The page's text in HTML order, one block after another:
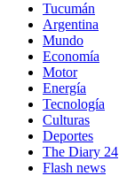
Tucumán
Argentina
Mundo
Economía
Motor
Energía
Tecnología
Culturas
Deportes
The Diary 24
Flash news